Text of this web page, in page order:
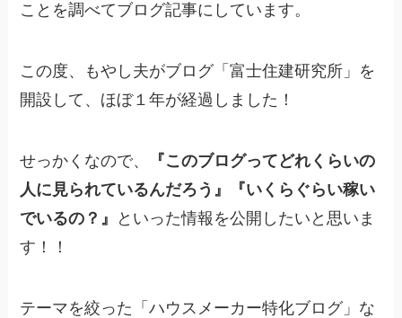
ことを調べてブログ記事にしています。
この度、もやし夫がブログ「富士住建研究所」を
開設して、ほぼ１年が経過しました！
せっかくなので、
『このブログってどれくらいの
人に見られているんだろう』『いくらぐらい稼い
でいるの？』
といった情報を公開したいと思いま
す！！
テーマを絞った「ハウスメーカー特化ブログ」な